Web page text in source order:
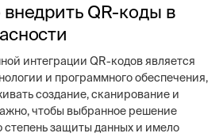
QR-коды в
интеграции QR-кодов является
и программного обеспечения,
создание, сканирование и
чтобы выбранное решение
защиты данных и имело